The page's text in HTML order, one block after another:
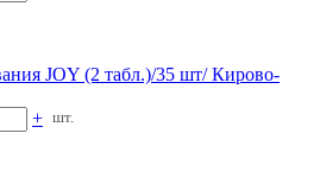
JOY (2 табл.)/35 шт/ Кирово-
+ шт.